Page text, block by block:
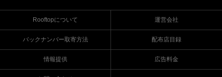
Rooftopについて 運営会社
バックナンバー取寄方法 配布店目録
情報提供 広告料金